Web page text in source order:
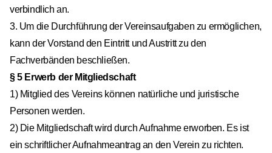
verbindlich an.
3. Um die Durchführung der Vereinsaufgaben zu ermöglichen,
kann der Vorstand den Eintritt und Austritt zu den
Fachverbänden beschließen.
§ 5 Erwerb der Mitgliedschaft
1) Mitglied des Vereins können natürliche und juristische
Personen werden.
2) Die Mitgliedschaft wird durch Aufnahme erworben. Es ist
ein schriftlicher Aufnahmeantrag an den Verein zu richten.